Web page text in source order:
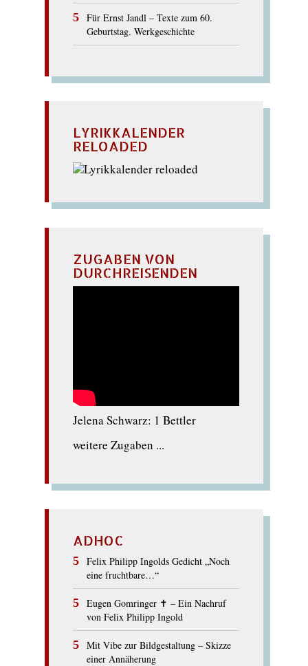
Für Ernst Jandl – Texte zum 60.
Geburtstag. Werkgeschichte
LYRIKKALENDER
RELOADED
ZUGABEN VON
DURCHREISENDEN
Jelena Schwarz: 1 Bettler
weitere Zugaben ...
ADHOC
Felix Philipp Ingolds Gedicht „Noch
eine fruchtbare…“
Eugen Gomringer ✝︎ – Ein Nachruf
von Felix Philipp Ingold
Mit Vibe zur Bildgestaltung – Skizze
einer Annäherung